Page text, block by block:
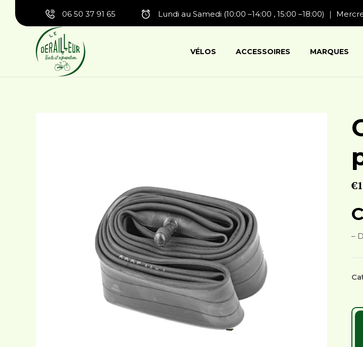
06 50 37 91 65 Lundi au Samedi (10:00 –14:00 , 15:00 –18:00) ｜
VÉLOS ACCESSOIRES MARQUES
€
–